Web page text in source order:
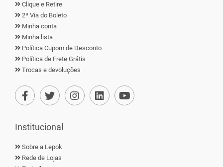
Clique e Retire
2ª Via do Boleto
Minha conta
Minha lista
Política Cupom de Desconto
Política de Frete Grátis
Trocas e devoluções
Institucional
Sobre a Lepok
Rede de Lojas